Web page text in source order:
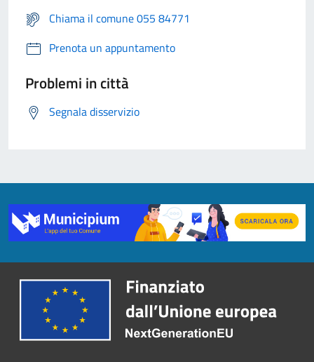
Chiama il comune 055 84771
Prenota un appuntamento
Problemi in città
Segnala disservizio